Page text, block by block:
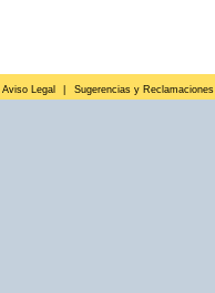
Aviso Legal Sugerencias y Reclamaciones